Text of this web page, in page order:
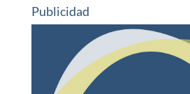
Publicidad